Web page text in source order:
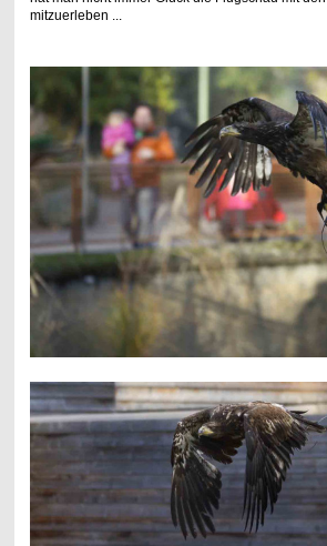
mitzuerleben ...